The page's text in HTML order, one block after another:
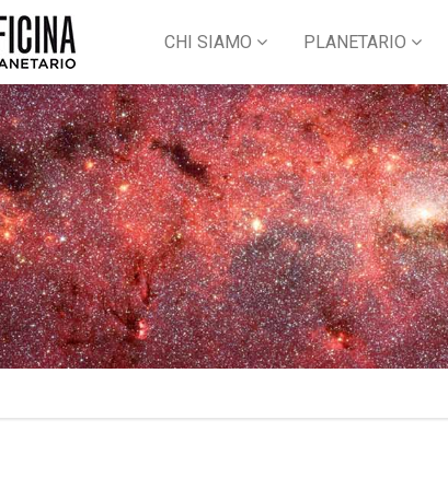
CHI SIAMO PLANETARIO